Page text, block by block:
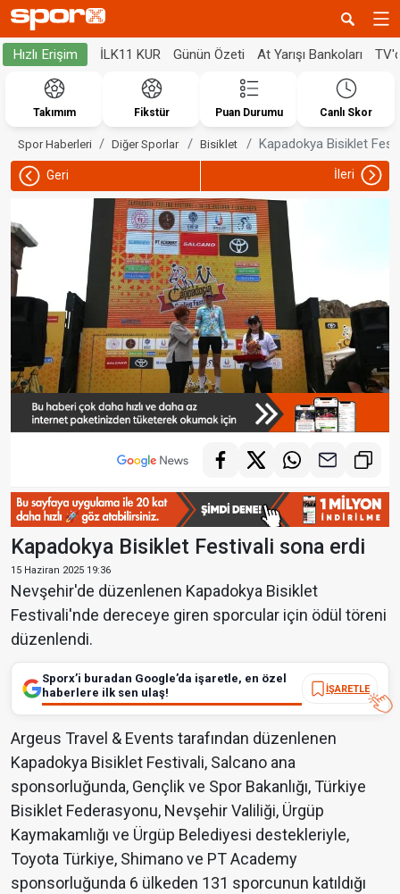
Hızlı Erişim İLK11 KUR Günün Özeti At Yarışı Bankoları
Takımım Fikstür Puan Durumu Canlı Skor
Spor Haberleri Diğer Sporlar Bisiklet Kapadokya Bisiklet
Geri İleri
Kapadokya Bisiklet Festivali sona erdi
15 Haziran 2025 19:36
Nevşehir'de düzenlenen Kapadokya Bisiklet
Festivali'nde dereceye giren sporcular için ödül töreni
düzenlendi.
Sporx’i buradan Google’da işaretle, en özel
haberlere ilk sen ulaş!
İŞARETLE
Argeus Travel & Events tarafından düzenlenen
Kapadokya Bisiklet Festivali, Salcano ana
sponsorluğunda, Gençlik ve Spor Bakanlığı, Türkiye
Bisiklet Federasyonu, Nevşehir Valiliği, Ürgüp
Kaymakamlığı ve Ürgüp Belediyesi destekleriyle,
Toyota Türkiye, Shimano ve PT Academy
sponsorluğunda 6 ülkeden 131 sporcunun katıldığı